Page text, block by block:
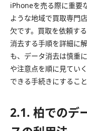
iPhoneを売る際に重要
ような地域で買取専門
欠です。買取を依頼す
消去する手順を詳細に
も、データ消去は慎重
や注意点を順に見てい
できる手続きにするこ
2.1. 柏でのデ